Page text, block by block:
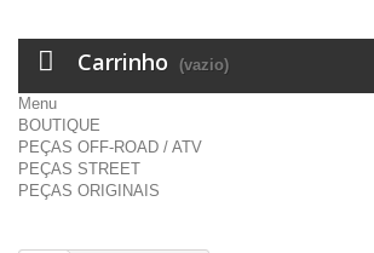
Carrinho (vazio)
Menu
BOUTIQUE
PEÇAS OFF-ROAD / ATV
PEÇAS STREET
PEÇAS ORIGINAIS